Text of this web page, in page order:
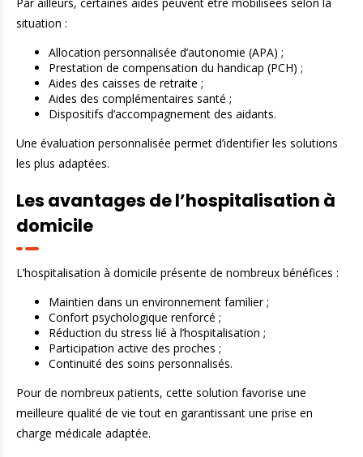
Par ailleurs, certaines aides peuvent être mobilisées selon la
situation :
Allocation personnalisée d’autonomie (APA) ;
Prestation de compensation du handicap (PCH) ;
Aides des caisses de retraite ;
Aides des complémentaires santé ;
Dispositifs d’accompagnement des aidants.
Une évaluation personnalisée permet d’identifier les solutions
les plus adaptées.
Les avantages de l’hospitalisation à
domicile
L’hospitalisation à domicile présente de nombreux bénéfices :
Maintien dans un environnement familier ;
Confort psychologique renforcé ;
Réduction du stress lié à l’hospitalisation ;
Participation active des proches ;
Continuité des soins personnalisés.
Pour de nombreux patients, cette solution favorise une
meilleure qualité de vie tout en garantissant une prise en
charge médicale adaptée.